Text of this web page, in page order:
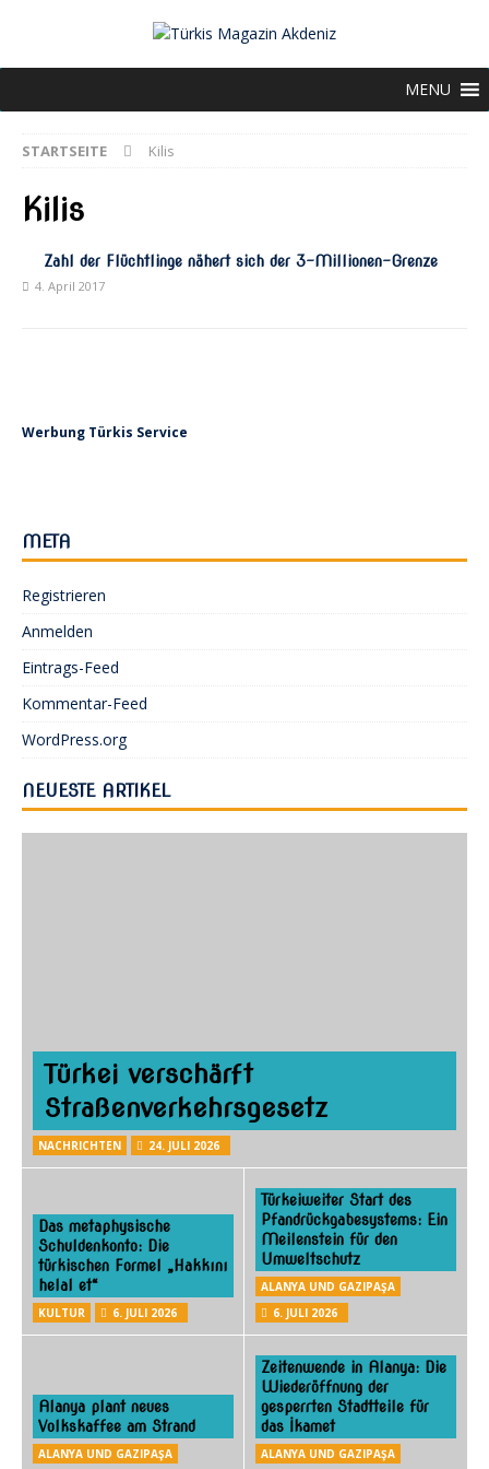
MENU
STARTSEITE Kilis
Kilis
Zahl der Flüchtlinge nähert sich der 3-Millionen-Grenze
4. April 2017
Werbung Türkis Service
META
Registrieren
Anmelden
Eintrags-Feed
Kommentar-Feed
WordPress.org
NEUESTE ARTIKEL
Türkei verschärft
Straßenverkehrsgesetz
NACHRICHTEN 24. JULI 2026
Das metaphysische
Schuldenkonto: Die
türkischen Formel „Hakkını
helal et“
KULTUR 6. JULI 2026
Türkeiweiter Start des
Pfandrückgabesystems: Ein
Meilenstein für den
Umweltschutz
ALANYA UND GAZIPAŞA
6. JULI 2026
Alanya plant neues
Volkskaffee am Strand
ALANYA UND GAZIPAŞA
Zeitenwende in Alanya: Die
Wiederöffnung der
gesperrten Stadtteile für
das İkamet
ALANYA UND GAZIPAŞA